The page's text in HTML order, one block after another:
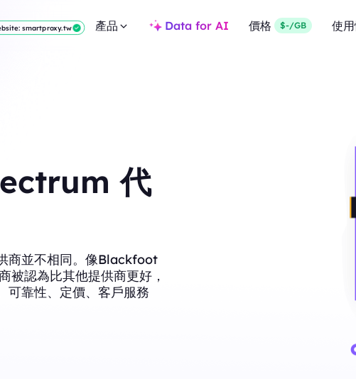
smartproxy.tw 產品 Data for AI 價格 $-/GB 使
代
商並不相同。像Blackfoot
認為比其他提供商更好，
可靠性、定價、客戶服務